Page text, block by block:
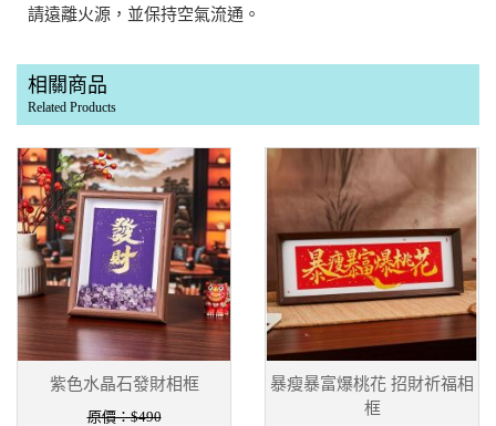
請遠離火源，並保持空氣流通。
相關商品
Related Products
紫色水晶石發財相框
原價：$490
暴瘦暴富爆桃花 招財祈福相
框